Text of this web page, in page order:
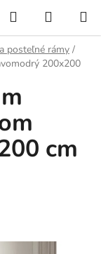
Hľadať
KOŠÍK
posteľné rámy /
200x200
cm